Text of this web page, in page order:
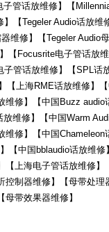
管话放维修】【
【Tegeler Audio话放
维修】【Tegeler Audio
【Focusrite电子管话放
管话放维修】【SPL
【上海RME话放维修】
维修】【中国Buzz
放维修】【中国Warm
维修】【中国
【中国bblaudio话放维
上海电子管话放维修
制器维修】【母带处
带效果器维修】